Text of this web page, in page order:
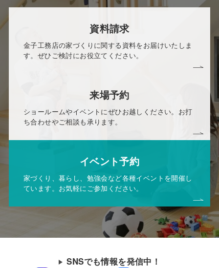
資料請求
金子工務店の家づくりに関する資料をお届けいたしま
す。ぜひご検討にお役立てください。
来場予約
ショールームやイベントにぜひお越しください。お打
ち合わせやご相談も承ります。
イベント予約
家づくり、暮らし、勉強会など各種イベントを開催し
ています。お気軽にご参加ください。
SNSでも情報を発信中！